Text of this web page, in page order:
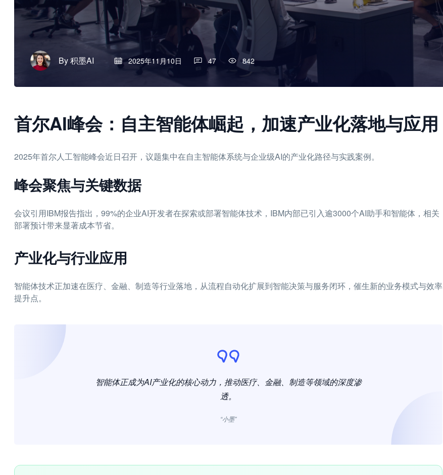
By积墨AI 2025年11月10日 47 842
首尔AI峰会：自主智能体崛起，加速产业化落地与应用
2025年首尔人工智能峰会近日召开，议题集中在自主智能体系统与企业级AI的产业化路径与实践案例。
峰会聚焦与关键数据
会议引用IBM报告指出，99%的企业AI开发者在探索或部署智能体技术，IBM内部已引入逾3000个AI助手和智能体，相关
部署预计带来显著成本节省。
产业化与行业应用
智能体技术正加速在医疗、金融、制造等行业落地，从流程自动化扩展到智能决策与服务闭环，催生新的业务模式与效率
提升点。
智能体正成为AI产业化的核心动力，推动医疗、金融、制造等领域的深度渗
透。
“小墨”